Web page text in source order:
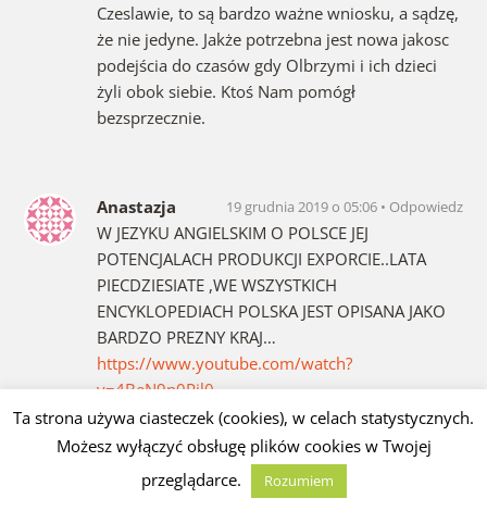
Czeslawie, to są bardzo ważne wniosku, a sądzę,
że nie jedyne. Jakże potrzebna jest nowa jakosc
podejścia do czasów gdy Olbrzymi i ich dzieci
żyli obok siebie. Ktoś Nam pomógł
bezsprzecznie.
Anastazja 19 grudnia 2019 o 05:06 Odpowiedz
W JEZYKU ANGIELSKIM O POLSCE JEJ
POTENCJALACH PRODUKCJI EXPORCIE..LATA
PIECDZIESIATE ,WE WSZYSTKICH
ENCYKLOPEDIACH POLSKA JEST OPISANA JAKO
BARDZO PREZNY KRAJ…
https://www.youtube.com/watch?
v=4BeN9n0Pil0
OTO PRAWDA NIEKONIECZNIE WE WSZYSTKIM
OPISANA DOKLADNIE,SZCZEGOLNIE O
ROLNIKACH I WLASCICIELACH ZIEMSKICH…ALE
RESZTA JEST DOKLADNIE OPISANA.PMPSR-
Ta strona używa ciasteczek (cookies), w celach statystycznych.
Możesz wyłączyć obsługę plików cookies w Twojej
przeglądarce.
Rozumiem